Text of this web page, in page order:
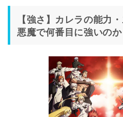
【強さ】カレラの能力
悪魔で何番目に強いのか